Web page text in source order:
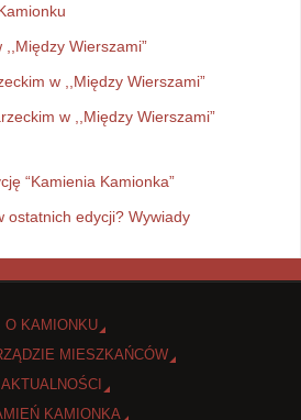
Wierszami”
w ,,Między Wierszami”
w ,,Między Wierszami”
“Kamienia Kamionka”
ostatnich edycji? Wywiady
O KAMIONKU
MIESZKAŃCÓW
AKTUALNOŚCI
KAMIONKA